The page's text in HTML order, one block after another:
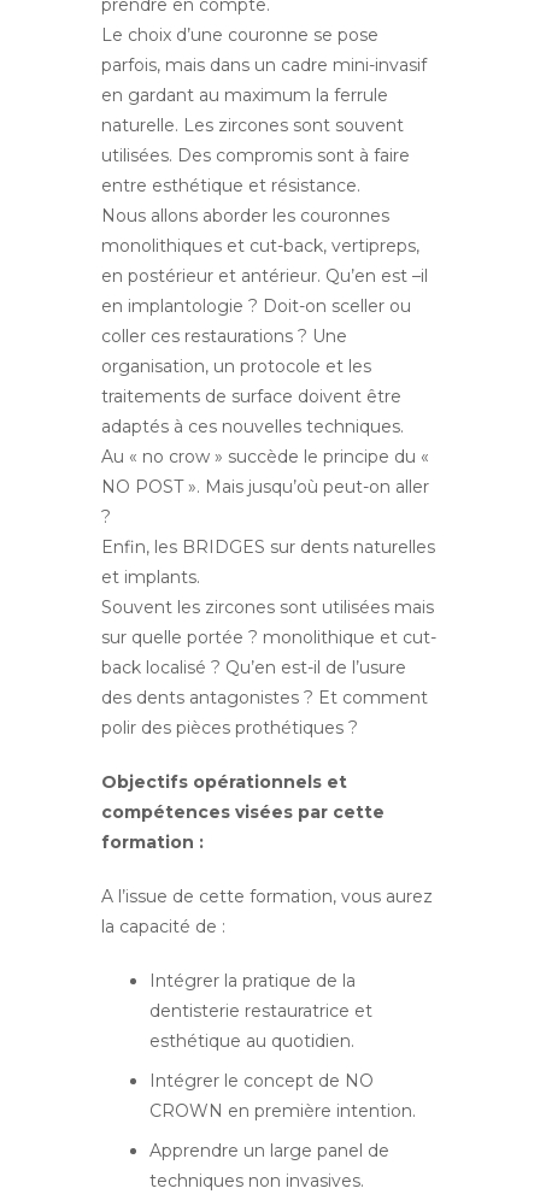
prendre en compte.
Le choix d’une couronne se pose
parfois, mais dans un cadre mini-invasif
en gardant au maximum la ferrule
naturelle. Les zircones sont souvent
utilisées. Des compromis sont à faire
entre esthétique et résistance.
Nous allons aborder les couronnes
monolithiques et cut-back, vertipreps,
en postérieur et antérieur. Qu’en est –il
en implantologie ? Doit-on sceller ou
coller ces restaurations ? Une
organisation, un protocole et les
traitements de surface doivent être
adaptés à ces nouvelles techniques.
Au « no crow » succède le principe du «
NO POST ». Mais jusqu’où peut-on aller
?
Enfin, les BRIDGES sur dents naturelles
et implants.
Souvent les zircones sont utilisées mais
sur quelle portée ? monolithique et cut-
back localisé ? Qu’en est-il de l’usure
des dents antagonistes ? Et comment
polir des pièces prothétiques ?
Objectifs opérationnels et
compétences visées par cette
formation :
A l’issue de cette formation, vous aurez
la capacité de :
Intégrer la pratique de la
dentisterie restauratrice et
esthétique au quotidien.
Intégrer le concept de NO
CROWN en première intention.
Apprendre un large panel de
techniques non invasives.